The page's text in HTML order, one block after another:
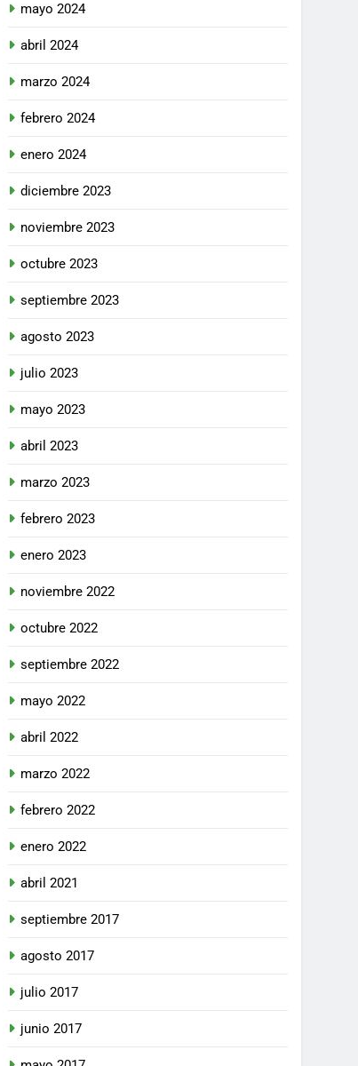
60 Días Hábiles
80 Días Hábiles
60 Días Hábiles
90 Días Hábiles
mayo 2024
abril 2024
marzo 2024
febrero 2024
enero 2024
diciembre 2023
noviembre 2023
octubre 2023
septiembre 2023
agosto 2023
julio 2023
mayo 2023
abril 2023
marzo 2023
febrero 2023
enero 2023
noviembre 2022
octubre 2022
septiembre 2022
mayo 2022
abril 2022
marzo 2022
febrero 2022
enero 2022
abril 2021
septiembre 2017
agosto 2017
julio 2017
junio 2017